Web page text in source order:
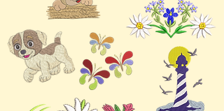
den Affen 1 Digitale
Stickdateien ein bisschen
Wildnis in Ihr nächstes
Projekt.
Umrandungen exakt
stimmen.
Für beste Ergebnisse
empfehlen wir zudem, vor
dem eigentlichen Projekt
eine Stickprobe auf
mit geeignetem
Maschinenöl geschmiert
werden, damit alles
reibungslos läuft.
Nadel kontrollieren: